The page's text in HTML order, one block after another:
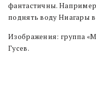
фантастичны.
поднять воду Ниагары
Изображения: группа
Гусев.